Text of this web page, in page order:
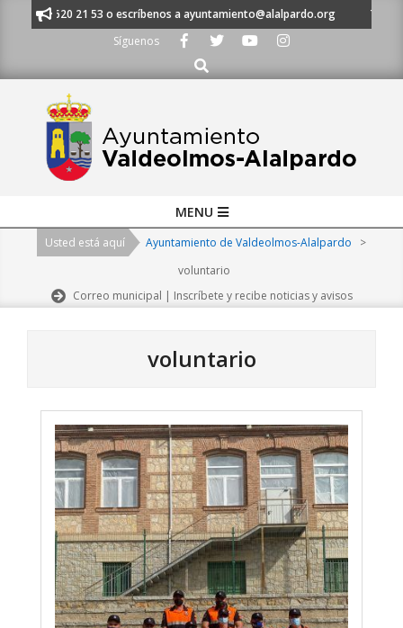
al 91 620 21 53 o escríbenos a ayuntamiento@alalpardo.org
TE
Síguenos
Buscar
Navigation
MENU
Usted está aquí Ayuntamiento de Valdeolmos-Alalpardo
>
voluntario
Correo municipal | Inscríbete y recibe noticias y avisos
voluntario